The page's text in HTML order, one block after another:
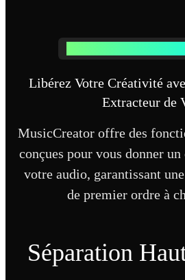
Libérez Votre Créativité
Extracteur de
MusicCreator offre des
conçues pour vous donner
votre audio, garantissant
de premier ordre à
Séparation